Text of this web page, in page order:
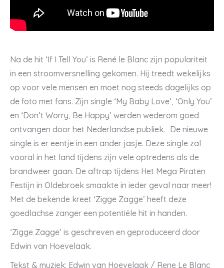
Na de hit ‘If I Tell You’ is René le Blanc zijn populariteit
in een stroomversnelling gekomen. Hij treedt wekelijks
op voor vele mensen en moet nog steeds dagelijks op
de foto met fans. Zijn single ‘My Baby Love’, ‘Only You’
en ‘Don’t Worry, Be Happy’ werden wederom goed
ontvangen door het Nederlandse publiek. De nieuwe
single is er eentje in een ander jasje. Deze single zal
vooral in het land tijdens zijn vele optredens als de
brandweer gaan. De aftrap tijdens Het Mega Piraten
Festijn in Oldebroek smaakte in ieder geval naar meer!
Met de bekende kreet ‘Zigge Zagge’ heeft deze
goedlachse zanger een potentiële hit in handen.
‘Zigge Zagge’ is geschreven en geproduceerd door
Edwin van Hoevelaak.
Tekst & muziek: Edwin van Hoevelaak / Rene Le Blanc